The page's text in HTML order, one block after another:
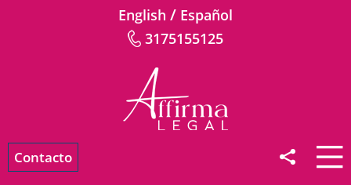
English / Español
3175155125
Contacto